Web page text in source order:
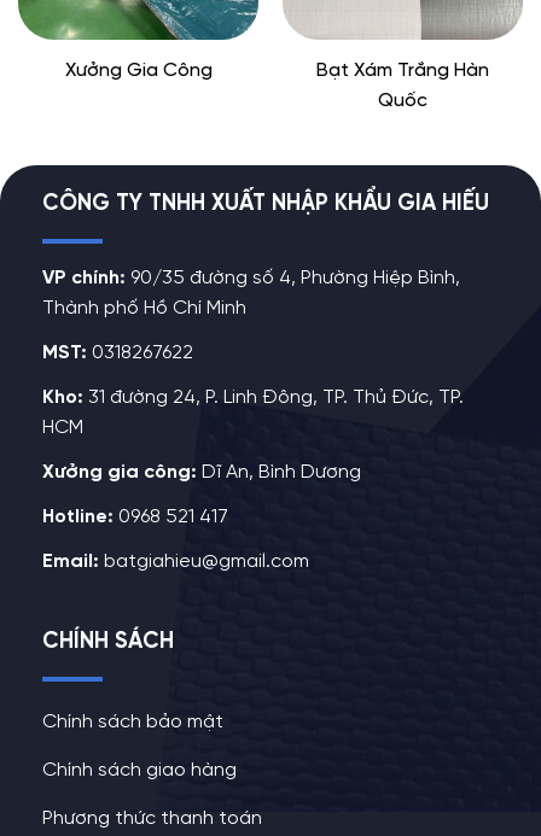
Xưởng Gia Công
Bạt Xám Trắng Hàn
Quốc
CÔNG TY TNHH XUẤT NHẬP KHẨU GIA HIẾU
VP chính: 90/35 đường số 4, Phường Hiệp Bình,
Thành phố Hồ Chí Minh
MST: 0318267622
Kho: 31 đường 24, P. Linh Đông, TP. Thủ Đức, TP.
HCM
Xưởng gia công: Dĩ An, Bình Dương
Hotline: 0968 521 417
Email: batgiahieu@gmail.com
CHÍNH SÁCH
Chính sách bảo mật
Chính sách giao hàng
Phương thức thanh toán